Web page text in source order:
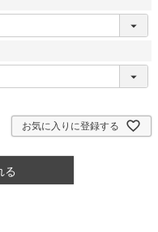
お気に入りに登録する
る